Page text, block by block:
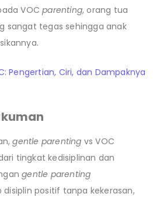
VOCparenting, orang tua
sangat tegas sehingga anak
Pengertian, Ciri, dan Dampaknya
gentle parenting vs VOC
tingkat kedisiplinan dan
gentle parenting
positif tanpa kekerasan,